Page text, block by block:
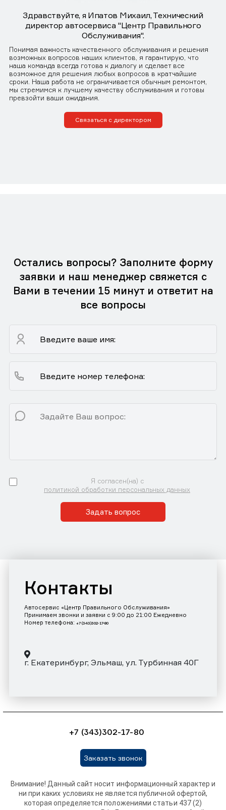
Здравствуйте, я Ипатов Михаил, Технический
директор автосервиса "Центр Правильного
Обслуживания".
Понимая важность качественного обслуживания и решения
возможных вопросов наших клиентов, я гарантирую, что
наша команда всегда готова к диалогу и сделает все
возможное для решения любых вопросов в кратчайшие
сроки. Наша работа не ограничивается обычным ремонтом,
мы стремимся к лучшему качеству обслуживания и готовы
превзойти ваши ожидания.
Связаться с директором
Остались вопросы? Заполните форму
заявки и наш менеджер свяжется с
Вами в течении 15 минут и ответит на
все вопросы
Я согласен(на) с
политикой обработки персональных данных
Задать вопрос
Контакты
Автосервис «Центр Правильного Обслуживания»
Принимаем звонки и заявки с 9:00 до 21:00 Ежедневно
Номер телефона: +7 (343)302-17-80
г. Екатеринбург, Эльмаш, ул. Турбинная 40Г
+7 (343)302-17-80
Заказать звонок
Внимание! Данный сайт носит информационный характер и
ни при каких условиях не является публичной офертой,
которая определяется положениями статьи 437 (2)